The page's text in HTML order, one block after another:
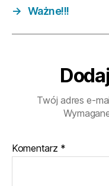
→ Ważne!!!
Twój adres e-
Komentarz *